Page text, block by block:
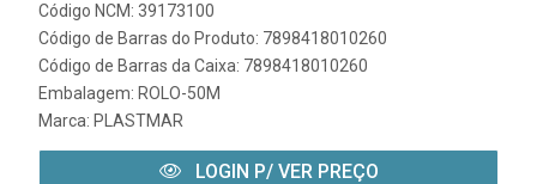
Código NCM: 39173100
Código de Barras do Produto: 7898418010260
Código de Barras da Caixa: 7898418010260
Embalagem: ROLO-50M
Marca: PLASTMAR
LOGIN P/ VER PREÇO